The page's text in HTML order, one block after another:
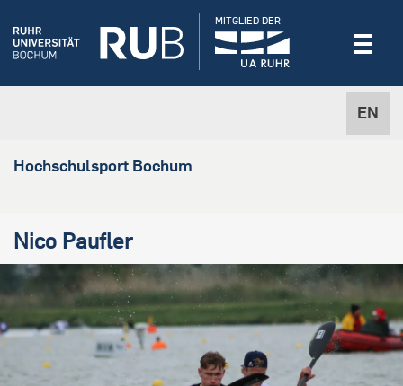
EN
MITGLIED DER
Hochschulsport Bochum
Nico Paufler